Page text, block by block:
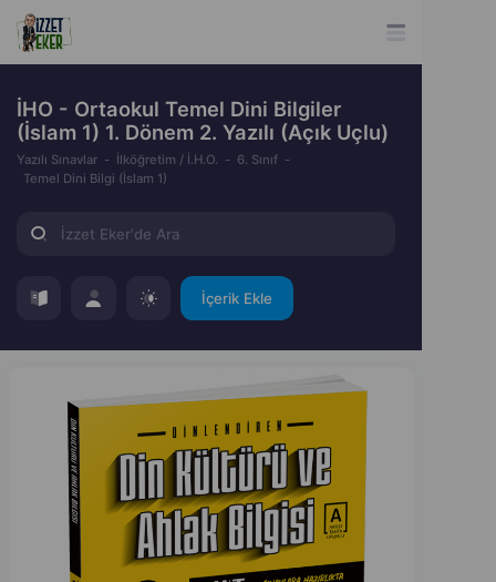
İHO - Ortaokul Temel Dini Bilgiler
(İslam 1) 1. Dönem 2. Yazılı (Açık Uçlu)
Yazılı Sınavlar İlköğretim / İ.H.O.
6. Sınıf
Temel Dini Bilgi (İslam 1)
İçerik Ekle